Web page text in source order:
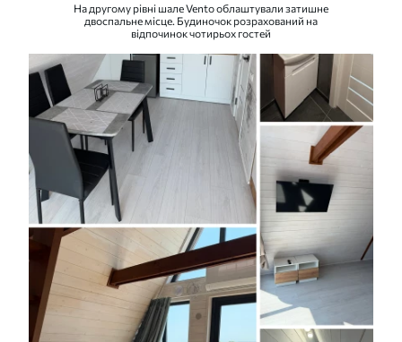
На другому рівні шале Vento облаштували затишне
двоспальне місце. Будиночок розрахований на
відпочинок чотирьох гостей